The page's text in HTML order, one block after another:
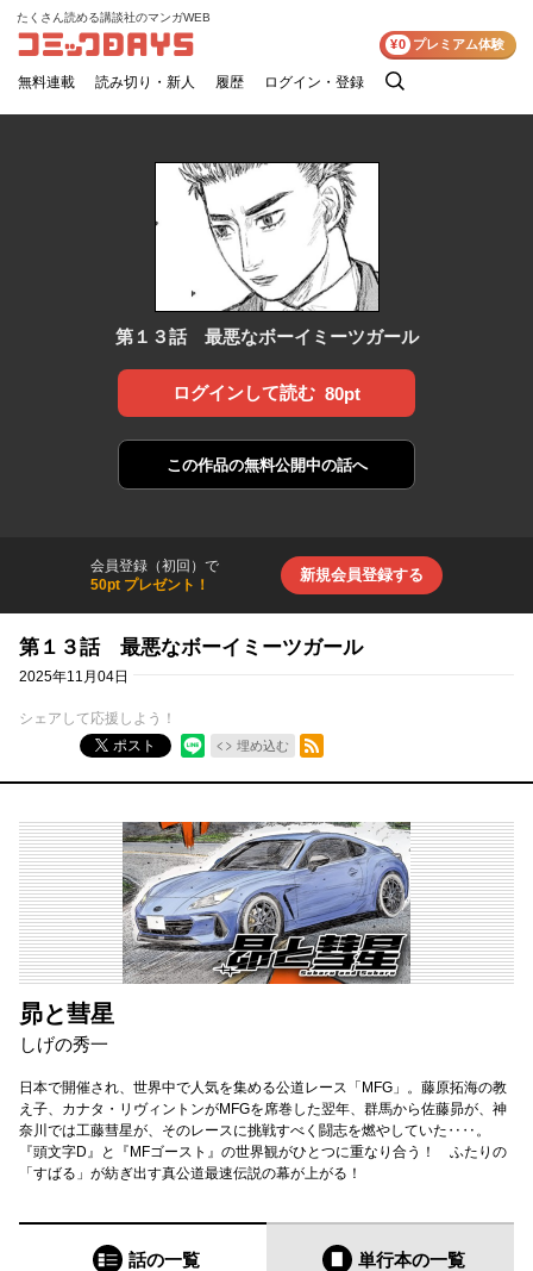
コミックDAYS
たくさん読める講談社のマンガWEB
無料連載 読み切り・新人 履歴 ログイン・登録
検
¥0 プレミアム体験
第１３話 最悪なボーイミーツガール
ログインして読む 80pt
この作品の無料公開中の話へ
会員登録（初回）で
50pt プレゼント！
新規会員登録する
第１３話 最悪なボーイミーツガール
2025年11月04日
シェアして応援しよう！
ポスト
埋め込む
RSSフィード
昴と彗星
しげの秀一
日本で開催され、世界中で人気を集める公道レース「MFG」。藤原拓海の教
え子、カナタ・リヴィントンがMFGを席巻した翌年、群馬から佐藤昴が、神
奈川では工藤彗星が、そのレースに挑戦すべく闘志を燃やしていた‥‥。
『頭文字D』と『MFゴースト』の世界観がひとつに重なり合う！ ふたりの
「すばる」が紡ぎ出す真公道最速伝説の幕が上がる！
話の一覧 単行本の一覧